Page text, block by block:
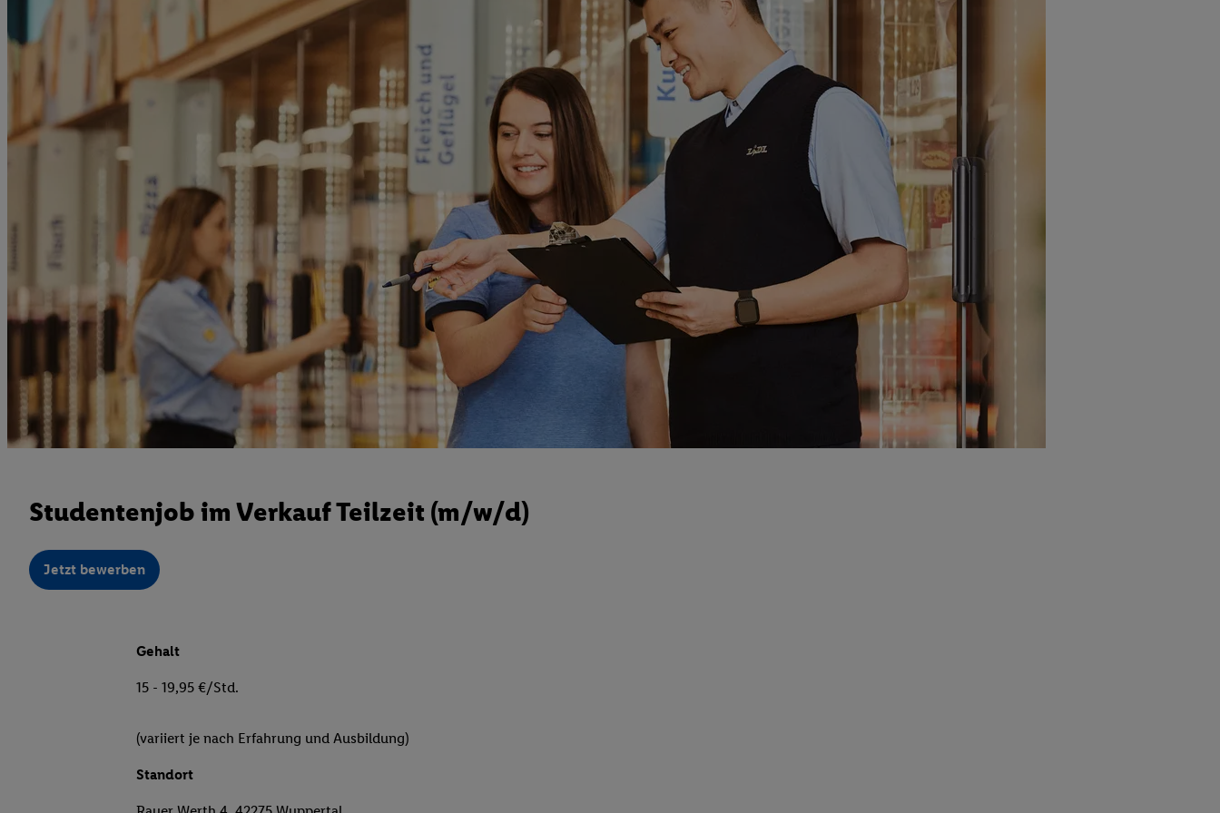
Studentenjob im Verkauf Teilzeit (m/w/d)
Jetzt bewerben
Gehalt
15 - 19,95 €/Std.
(variiert je nach Erfahrung und Ausbildung)
Standort